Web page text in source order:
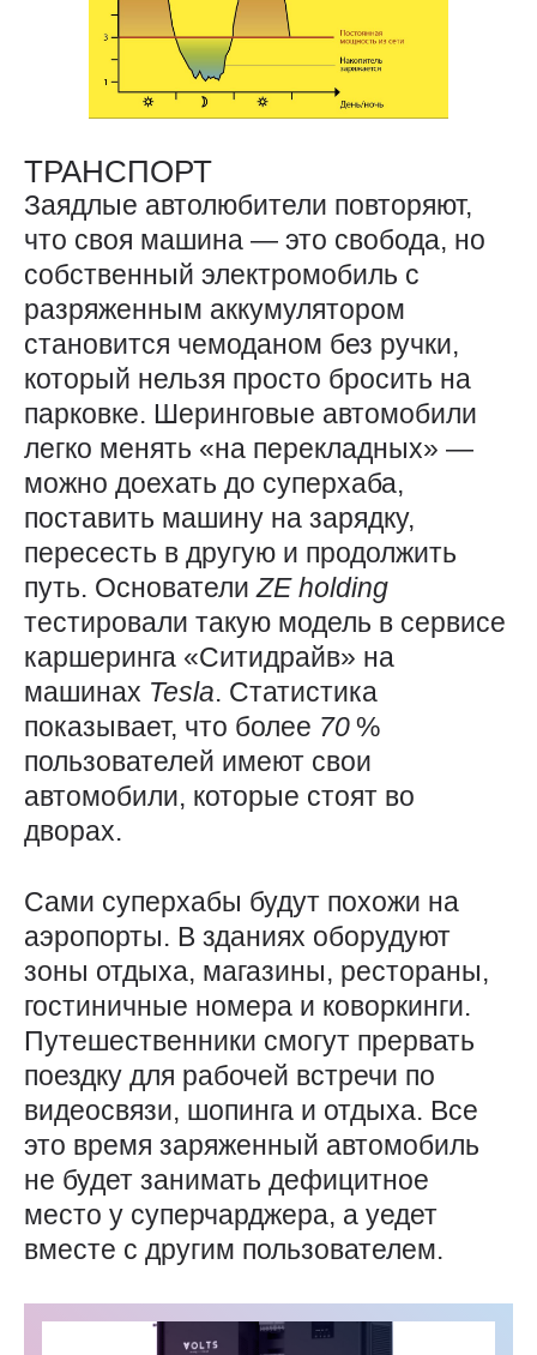
ТРАНСПОРТ
Заядлые автолюбители повторяют,
что своя машина — ​это свобода, но
собственный электромобиль с
разряженным аккумулятором
становится чемоданом без ручки,
который нельзя просто бросить на
парковке. Шеринговые автомобили
легко менять «на перекладных» — ​
можно доехать до суперхаба,
поставить машину на зарядку,
пересесть в другую и продолжить
путь. ОснователиZEholding
тестировали такую модель в сервисе
каршеринга «Ситидрайв» на
машинах Tesla. Статистика
показывает, что более 70%
пользователей имеют свои
автомобили, которые стоят во
дворах.
Сами суперхабы будут похожи на
аэропорты. В зданиях оборудуют
зоны отдыха, магазины, рестораны,
гостиничные номера и коворкинги.
Путешественники смогут прервать
поездку для рабочей встречи по
видеосвязи, шопинга и отдыха. Все
это время заряженный автомобиль
не будет занимать дефицитное
место у суперчарджера, а уедет
вместе с другим пользователем.